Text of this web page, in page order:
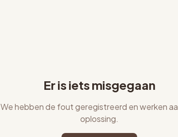
Er is iets misgegaan
We hebben de fout geregistreerd en werken
oplossing.